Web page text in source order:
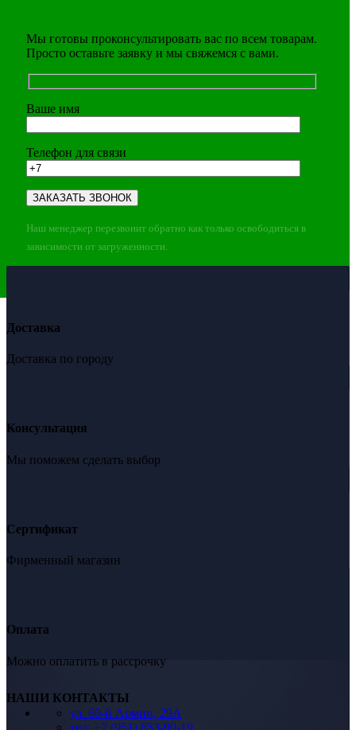
Мы готовы проконсультировать вас по всем товарам.
Просто оставьте заявку и мы свяжемся с вами.
Ваше имя
Телефон для связи
Наш менеджер перезвонит обратно как только освободиться в
зависимости от загруженности.
Доставка
Доставка по городу
Консультация
Мы поможем сделать выбор
Сертификат
Фирменный магазин
Оплата
Можно оплатить в рассрочку
НАШИ КОНТАКТЫ
ул. 60-й Армии, 29А